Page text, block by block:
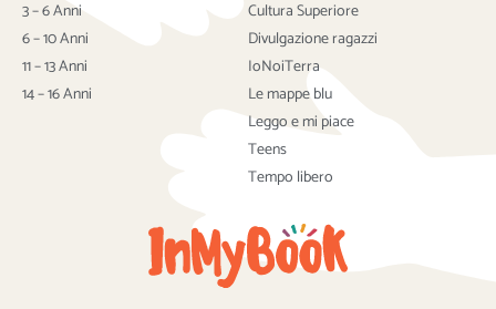
e
r
b
e
3 – 6 Anni
6 – 10 Anni
11 – 13 Anni
14 – 16 Anni
Cultura Superiore
Divulgazione ragazzi
IoNoiTerra
Le mappe blu
Leggo e mi piace
Teens
Tempo libero